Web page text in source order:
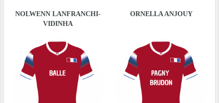
NOLWENN LANFRANCHI-
VIDINHA
ORNELLA ANJOUY